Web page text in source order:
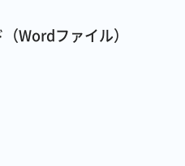
Wordファイル）